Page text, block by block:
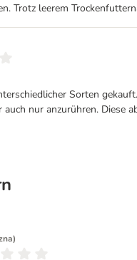
Trotz leerem
Sorten
nur anzurühren.